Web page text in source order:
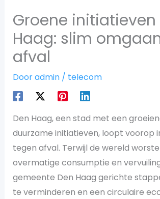
Groene initiatieven
Haag: slim
afval
Dooradmin / telecom
Den Haag, een stad met een
duurzame initiatieven, loopt voorop
tegen afval. Terwijl de wereld
overmatige consumptie en
gemeente Den Haag gerichte
te verminderen en een circulaire